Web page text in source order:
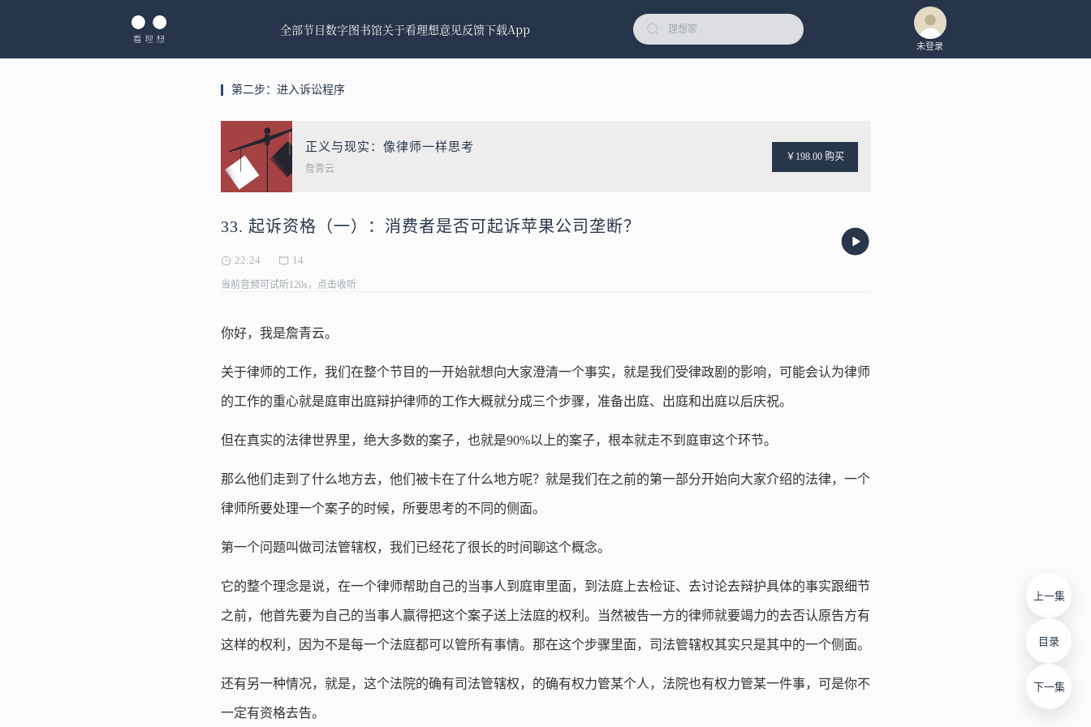
全部节目数字图书馆关于看理想意见反馈下载App
未登录
第二步：进入诉讼程序
正义与现实：像律师一样思考
詹青云
￥198.00 购买
33. 起诉资格（一）：消费者是否可起诉苹果公司垄断？
22:24 14
当前音频可试听120s，点击收听
上一集
目录
下一集
你好，我是詹青云。
关于律师的工作，我们在整个节目的一开始就想向大家澄清一个事实，就是我们受律政剧的影响，可能会认为律师
的工作的重心就是庭审出庭辩护律师的工作大概就分成三个步骤，准备出庭、出庭和出庭以后庆祝。
但在真实的法律世界里，绝大多数的案子，也就是90%以上的案子，根本就走不到庭审这个环节。
那么他们走到了什么地方去，他们被卡在了什么地方呢？就是我们在之前的第一部分开始向大家介绍的法律，一个
律师所要处理一个案子的时候，所要思考的不同的侧面。
第一个问题叫做司法管辖权，我们已经花了很长的时间聊这个概念。
它的整个理念是说，在一个律师帮助自己的当事人到庭审里面，到法庭上去检证、去讨论去辩护具体的事实跟细节
之前，他首先要为自己的当事人赢得把这个案子送上法庭的权利。当然被告一方的律师就要竭力的去否认原告方有
这样的权利，因为不是每一个法庭都可以管所有事情。那在这个步骤里面，司法管辖权其实只是其中的一个侧面。
还有另一种情况，就是，这个法院的确有司法管辖权，的确有权力管某个人，法院也有权力管某一件事，可是你不
一定有资格去告。